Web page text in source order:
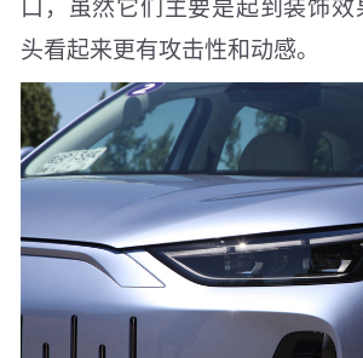
头看起来更有攻击性和动感。